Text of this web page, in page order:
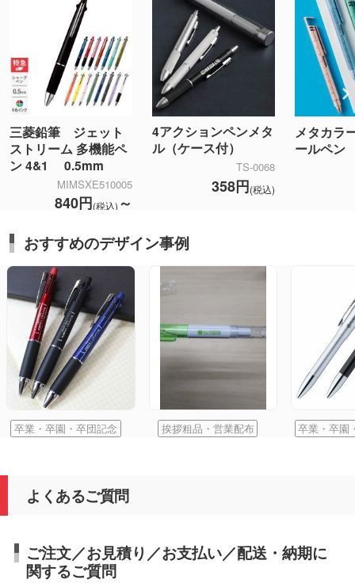
三菱鉛筆 ジェット
ストリーム 多機能ペ
ン 4&1 0.5mm
MIMSXE510005
840円(税込) ～
4アクションペンメタ
ル（ケース付）
TS-0068
358円(税込)
メタカラ
ールペン
おすすめのデザイン事例
卒業・卒園・卒団記念 挨拶粗品・営業配布 卒業・卒園
よくあるご質問
ご注文／お見積り／お支払い／配送・納期に
関するご質問